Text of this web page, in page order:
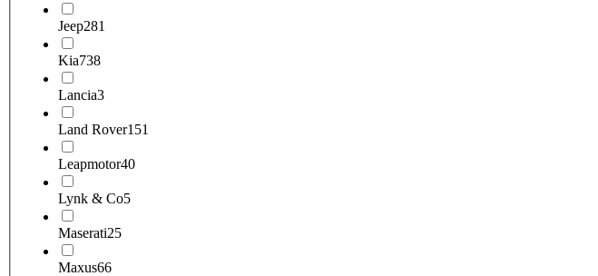
Jeep281
Kia738
Lancia3
Land Rover151
Leapmotor40
Lynk & Co5
Maserati25
Maxus66